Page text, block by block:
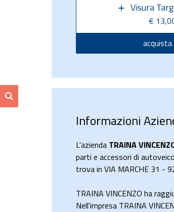
Visura
€
acquista
Informazioni
L'azienda TRAINA
parti e accessori di
trova in VIA MARCHE 31 -
TRAINA VINCENZO ha
Nell'impresa TRAINA